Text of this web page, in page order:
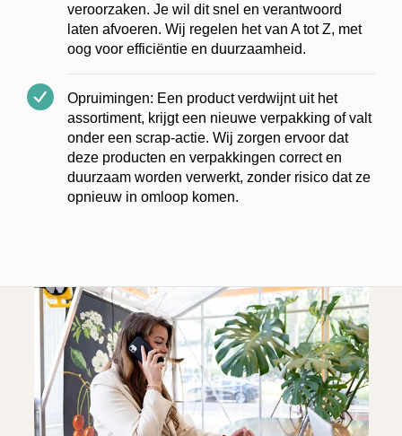
veroorzaken. Je wil dit snel en verantwoord
laten afvoeren. Wij regelen het van A tot Z, met
oog voor efficiëntie en duurzaamheid.
Opruimingen: Een product verdwijnt uit het
assortiment, krijgt een nieuwe verpakking of valt
onder een scrap-actie. Wij zorgen ervoor dat
deze producten en verpakkingen correct en
duurzaam worden verwerkt, zonder risico dat ze
opnieuw in omloop komen.